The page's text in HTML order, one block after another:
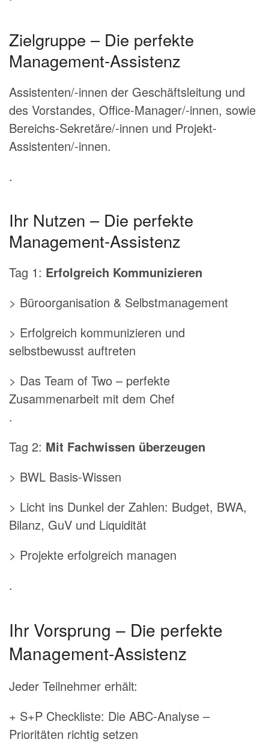
Zielgruppe – Die perfekte
Management-Assistenz
Assistenten/-innen der Geschäftsleitung und
des Vorstandes, Office-Manager/-innen, sowie
Bereichs-Sekretäre/-innen und Projekt-
Assistenten/-innen.
.
Ihr Nutzen – Die perfekte
Management-Assistenz
Tag 1: Erfolgreich Kommunizieren
> Büroorganisation & Selbstmanagement
> Erfolgreich kommunizieren und
selbstbewusst auftreten
> Das Team of Two – perfekte
Zusammenarbeit mit dem Chef
.
Tag 2: Mit Fachwissen überzeugen
> BWL Basis-Wissen
> Licht ins Dunkel der Zahlen: Budget, BWA,
Bilanz, GuV und Liquidität
> Projekte erfolgreich managen
.
Ihr Vorsprung – Die perfekte
Management-Assistenz
Jeder Teilnehmer erhält:
+ S+P Checkliste: Die ABC-Analyse –
Prioritäten richtig setzen